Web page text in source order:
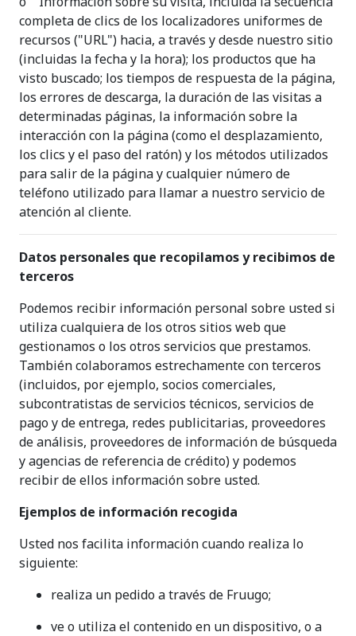
completa de clics de los localizadores uniformes de
recursos ("URL") hacia, a través y desde nuestro sitio
(incluidas la fecha y la hora); los productos que ha
visto buscado; los tiempos de respuesta de la página,
los errores de descarga, la duración de las visitas a
determinadas páginas, la información sobre la
interacción con la página (como el desplazamiento,
los clics y el paso del ratón) y los métodos utilizados
para salir de la página y cualquier número de
teléfono utilizado para llamar a nuestro servicio de
atención al cliente.
Datos personales que recopilamos y recibimos de
terceros
Podemos recibir información personal sobre usted si
utiliza cualquiera de los otros sitios web que
gestionamos o los otros servicios que prestamos.
También colaboramos estrechamente con terceros
(incluidos, por ejemplo, socios comerciales,
subcontratistas de servicios técnicos, servicios de
pago y de entrega, redes publicitarias, proveedores
de análisis, proveedores de información de búsqueda
y agencias de referencia de crédito) y podemos
recibir de ellos información sobre usted.
Ejemplos de información recogida
Usted nos facilita información cuando realiza lo
siguiente:
realiza un pedido a través de Fruugo;
ve o utiliza el contenido en un dispositivo, o a